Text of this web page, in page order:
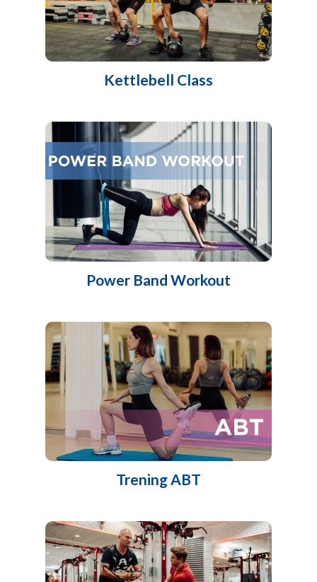
Kettlebell Class
Power Band Workout
Trening ABT